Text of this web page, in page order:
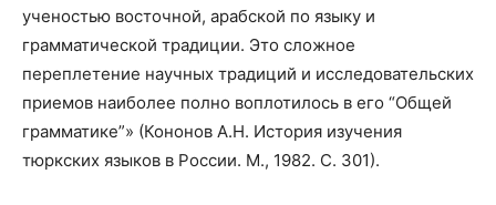
ученостью восточной, арабской по языку и
грамматической традиции. Это сложное
переплетение научных традиций и исследовательских
приемов наиболее полно воплотилось в его “Общей
грамматике”» (Кононов А.Н. История изучения
тюркских языков в России. М., 1982. С. 301).